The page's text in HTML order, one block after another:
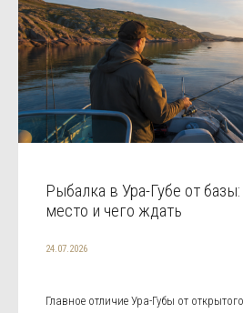
Рыбалка в Ура-Губе от
место и чего ждать
24.07.2026
Главное отличие Ура-Губы от